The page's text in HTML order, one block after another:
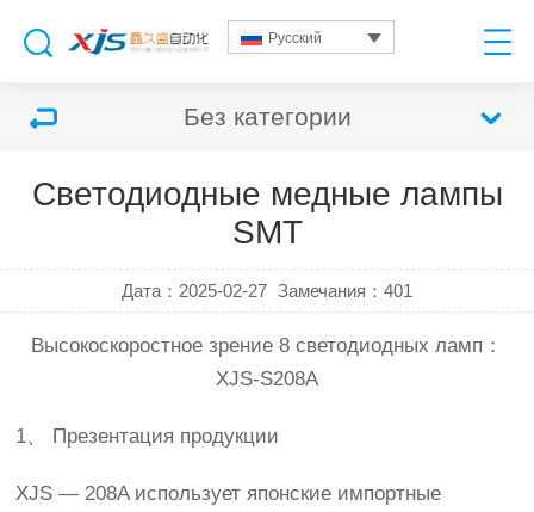
Русский
Без категории
Светодиодные медные лампы
SMT
Дата：2025-02-27 Замечания： 401
Высокоскоростное зрение 8 светодиодных ламп：
XJS-S208A
1、 Презентация продукции
XJS — 208A использует японские импортные